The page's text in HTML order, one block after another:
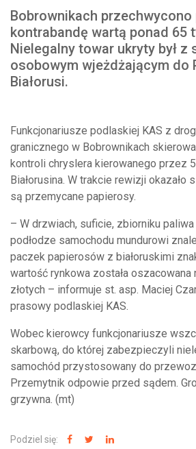
Bobrownikach
kontrabandę wartą ponad 65
Nielegalny towar ukryty był z
osobowym wjeżdżającym do
Białorusi.
Funkcjonariusze podlaskiej KAS z
granicznego w Bobrownikach
kontroli chryslera kierowanego przez
Białorusina. W trakcie rewizji okazało
są przemycane papierosy.
– W drzwiach, suficie, zbiorniku
podłodze samochodu mundurowi
paczek papierosów z białoruskimi
wartość rynkowa została oszacowana
złotych – informuje st. asp. Maciej
prasowy podlaskiej KAS.
Wobec kierowcy funkcjonariusze
skarbową, do której zabezpieczyli
samochód przystosowany do
Przemytnik odpowie przed sądem.
grzywna. (mt)
Podziel się: